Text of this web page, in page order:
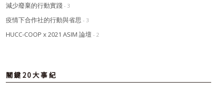
減少廢棄的行動實踐 - 3
疫情下合作社的行動與省思 - 3
HUCC-COOP x 2021 ASIM 論壇 - 2
關鍵20大事紀